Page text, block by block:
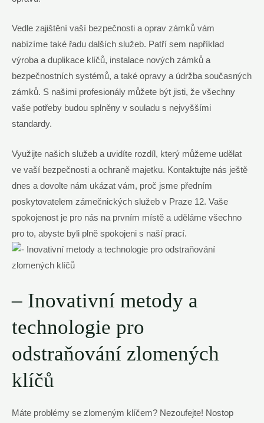
Vedle zajištění vaší bezpečnosti a oprav zámků vám
nabízíme také řadu dalších služeb. Patří sem například
výroba a duplikace klíčů, instalace nových zámků a
bezpečnostních systémů, a také opravy a údržba současných
zámků. S našimi profesionály můžete být jisti, že všechny
vaše potřeby budou splněny v souladu s nejvyššími
standardy.
Využijte našich služeb a uvidíte rozdíl, který můžeme udělat
ve vaší bezpečnosti a ochraně majetku. Kontaktujte nás ještě
dnes a dovolte nám ukázat vám, proč jsme předním
poskytovatelem zámečnických služeb v Praze 12. Vaše
spokojenost je pro nás na prvním místě a uděláme všechno
pro to, abyste byli plně spokojeni s naší prací.
– Inovativní metody a
technologie pro
odstraňování zlomených
klíčů
Máte problémy se zlomeným klíčem? Nezoufejte! Nostop